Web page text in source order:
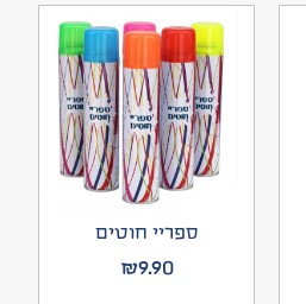
ספריי חוטים
₪9.90